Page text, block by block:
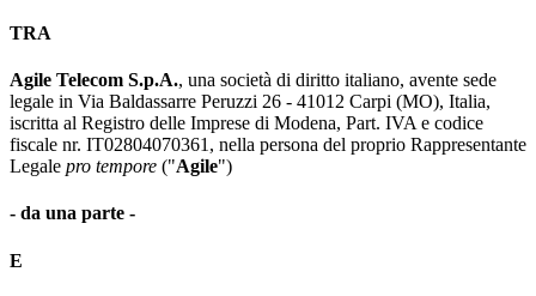
TRA
Agile Telecom S.p.A., una società di diritto italiano, avente sede
legale in Via Baldassarre Peruzzi 26 - 41012 Carpi (MO), Italia,
iscritta al Registro delle Imprese di Modena, Part. IVA e codice
fiscale nr. IT02804070361, nella persona del proprio Rappresentante
Legale pro tempore ("Agile")
- da una parte -
E